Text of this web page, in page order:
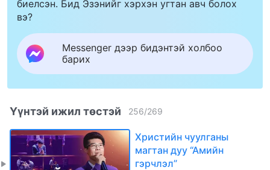
биелсэн. Бид Эзэнийг хэрхэн угтан авч болох
вэ?
Messenger дээр бидэнтэй холбоо
барих
Үүнтэй ижил төстэй 256/269
Христийн чуулганы
магтан дуу “Амийн
гэрчлэл”